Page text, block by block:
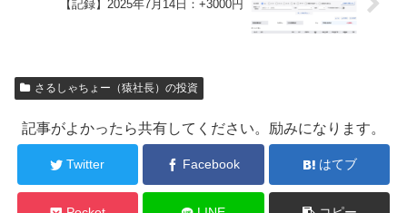
【記録】2025年7月14日：+3000円
さるしゃちょー（猿社長）の投資
記事がよかったら共有してください。励みになります。
Twitter Facebook はてブ